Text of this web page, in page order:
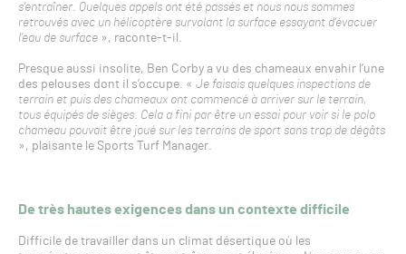
s’entraîner. Quelques appels ont été passés et nous nous sommes
retrouvés avec un hélicoptère survolant la surface essayant d’évacuer
l’eau de surface», raconte-t-il.
Presque aussi insolite, Ben Corby a vu des chameaux envahir l’une
des pelouses dont il s’occupe. « Je faisais quelques inspections de
terrain et puis des chameaux ont commencé à arriver sur le terrain,
tous équipés de sièges. Cela a fini par être un essai pour voir si le polo
chameau pouvait être joué sur les terrains de sport sans trop de dégâts
», plaisante le Sports Turf Manager.
De très hautes exigences dans un contexte difficile
Difficile de travailler dans un climat désertique où les